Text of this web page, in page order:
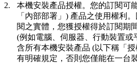
2. 本機安裝產品授權。 您的訂閱可
「內部部署」) 產品之使用權利
閱之實體，您獲授權得於訂閱期
(例如電腦、伺服器、行動裝置或
含所有本機安裝產品 (以下稱「
有明確規定，否則您僅能在一台